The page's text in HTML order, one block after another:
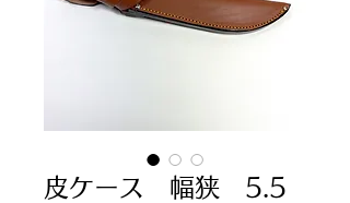
皮ケース 幅狭 5.5